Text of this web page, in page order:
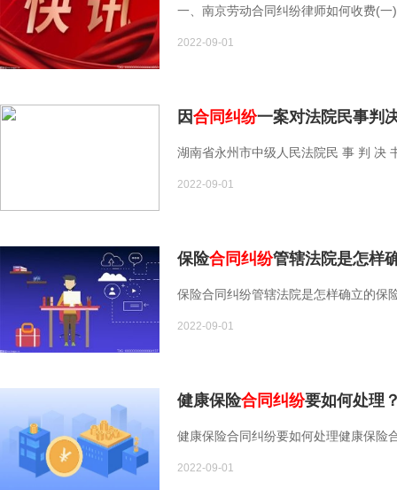
一、南京劳动合同纠纷律师如何收费(
2022-09-01
因合同纠纷一案对法院民事判
湖南省永州市中级人民法院民 事 判 决
2022-09-01
保险合同纠纷管辖法院是怎样
保险合同纠纷管辖法院是怎样确立的保
2022-09-01
健康保险合同纠纷要如何处理
健康保险合同纠纷要如何处理健康保险
2022-09-01